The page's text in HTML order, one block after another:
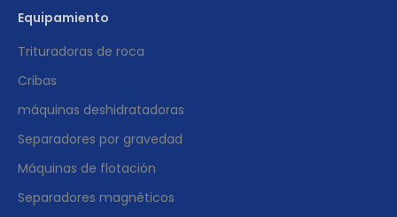
Equipamiento
Trituradoras de roca
Cribas
máquinas deshidratadoras
Separadores por gravedad
Máquinas de flotación
Separadores magnéticos